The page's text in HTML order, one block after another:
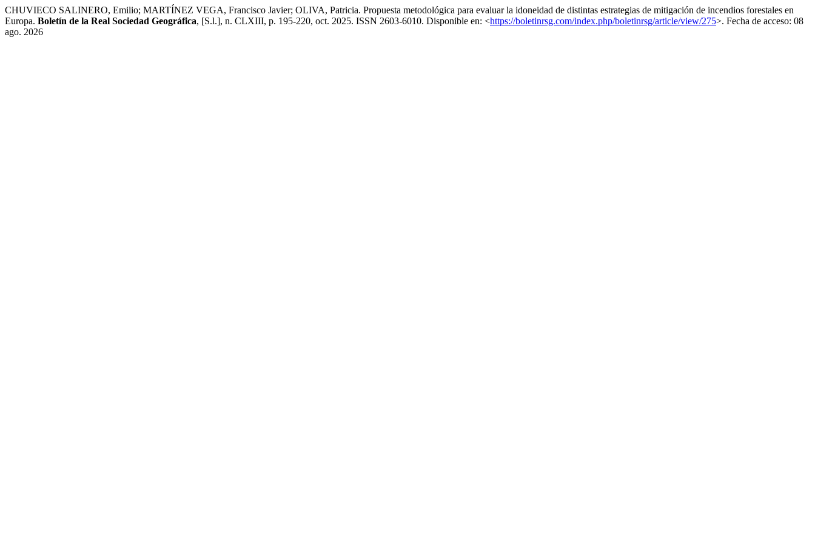
CHUVIECO SALINERO, Emilio; MARTÍNEZ VEGA, Francisco Javier; OLIVA, Patricia. Propuesta metodológica para evaluar la idoneidad de distintas estrategias de mitigación de incendios forestales en
Europa. Boletín de la Real Sociedad Geográfica, [S.l.], n. CLXIII, p. 195-220, oct. 2025. ISSN 2603-6010. Disponible en: <https://boletinrsg.com/index.php/boletinrsg/article/view/275>. Fecha de acceso: 08
ago. 2026